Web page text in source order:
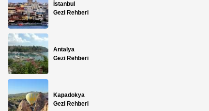
İstanbul
Gezi Rehberi
Antalya
Gezi Rehberi
Kapadokya
Gezi Rehberi